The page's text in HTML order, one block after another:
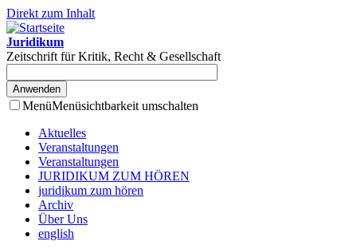
Direkt zum Inhalt
Juridikum
Zeitschrift für Kritik, Recht & Gesellschaft
MenüMenüsichtbarkeit umschalten
Aktuelles
Veranstaltungen
Veranstaltungen
JURIDIKUM ZUM HÖREN
juridikum zum hören
Archiv
Über Uns
english